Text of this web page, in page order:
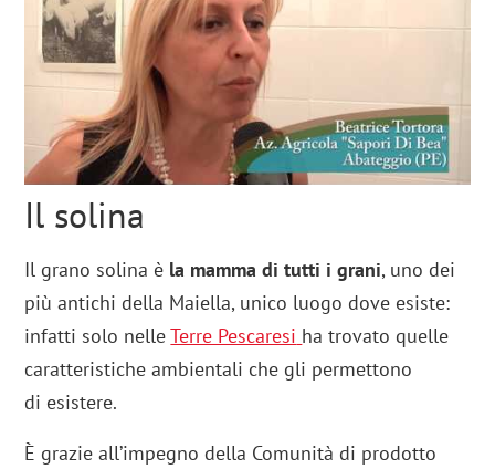
Il solina
Il grano solina è la mamma di tutti i grani, uno dei
più antichi della Maiella, unico luogo dove esiste:
infatti solo nelleTerre Pescaresi ha trovato quelle
caratteristiche ambientali che gli permettono
di esistere.
È grazie all’impegno della Comunità di prodotto